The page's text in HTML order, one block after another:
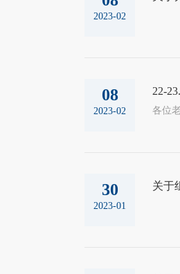
2023-02
08
2023-02
22-
30
2023-01
关于